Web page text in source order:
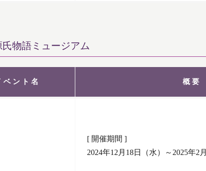
物語ミュージアム
ベント名 概要
[ 開催期間 ]
2024年12月18日（水）～2025年2